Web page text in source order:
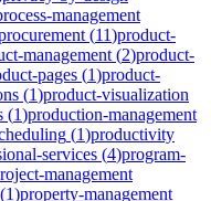
management
(11)product-
management (2)product-
pages (1)product-
(1)product-visualization
(1)production-management
(1)productivity
services (4)program-
management
(1)property-management